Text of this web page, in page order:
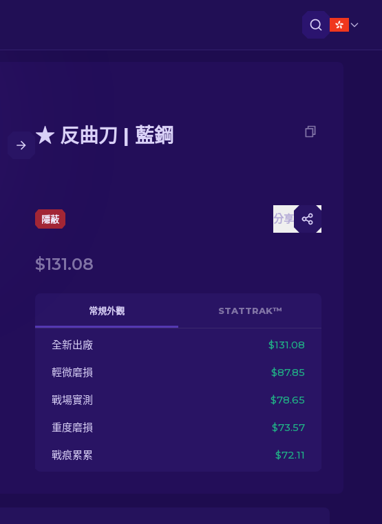
★ 反曲刀 | 藍鋼
隱蔽 分享
$131.08
常規外觀 STATTRAK™
全新出廠 $131.08
輕微磨損 $87.85
戰場實測 $78.65
重度磨損 $73.57
戰痕累累 $72.11